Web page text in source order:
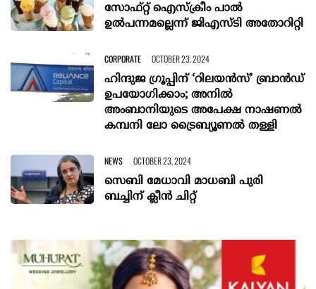
സോഫ്റ്റ് ഐസ്ക്രീം പാൽ
ഉൽപന്നമല്ലെന്ന് ജിഎസ്ടി അതോറിറ്റി
CORPORATE OCTOBER 23, 2024
ഹിന്ദുജ ഗ്രൂപ്പിന് ‘റിലയന്‍സ്’ ബ്രാന്‍ഡ്
ഉപയോഗിക്കാം; അനില്‍
അംബാനിയുടെ അപേക്ഷ നാഷണല്‍
കമ്പനി ലോ ട്രൈബ്യൂണല്‍ തള്ളി
NEWS OCTOBER 23, 2024
സെബി മേധാവി മാധബി പുരി
ബച്ചിന് ക്ലീൻ ചിറ്റ്